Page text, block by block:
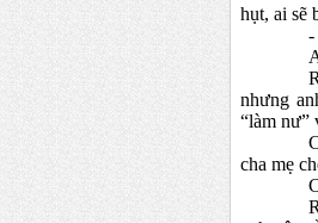
hụt, ai sẽ
-
nhưng
“làm nư”
cha mẹ